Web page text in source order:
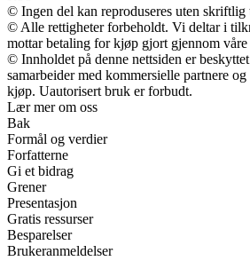
© Ingen del kan reproduseres uten skriftlig
© Alle rettigheter forbeholdt. Vi deltar i
mottar betaling for kjøp gjort gjennom våre
© Innholdet på denne nettsiden er
samarbeider med kommersielle partnere
kjøp. Uautorisert bruk er forbudt.
Lær mer om oss
Bak
Formål og verdier
Forfatterne
Gi et bidrag
Grener
Presentasjon
Gratis ressurser
Besparelser
Brukeranmeldelser